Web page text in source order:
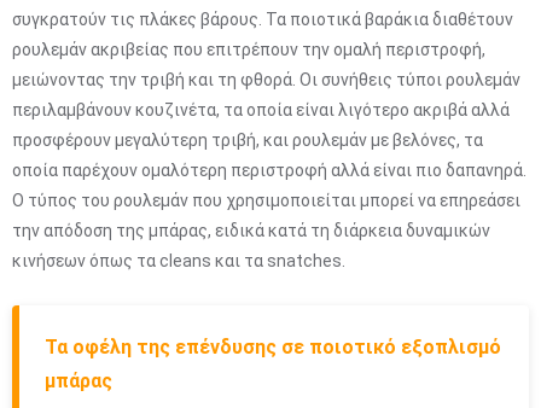
συγκρατούν τις πλάκες βάρους. Τα ποιοτικά βαράκια διαθέτουν
ρουλεμάν ακριβείας που επιτρέπουν την ομαλή περιστροφή,
μειώνοντας την τριβή και τη φθορά. Οι συνήθεις τύποι ρουλεμάν
περιλαμβάνουν κουζινέτα, τα οποία είναι λιγότερο ακριβά αλλά
προσφέρουν μεγαλύτερη τριβή, και ρουλεμάν με βελόνες, τα
οποία παρέχουν ομαλότερη περιστροφή αλλά είναι πιο δαπανηρά.
Ο τύπος του ρουλεμάν που χρησιμοποιείται μπορεί να επηρεάσει
την απόδοση της μπάρας, ειδικά κατά τη διάρκεια δυναμικών
κινήσεων όπως τα cleans και τα snatches.
Τα οφέλη της επένδυσης σε ποιοτικό εξοπλισμό
μπάρας